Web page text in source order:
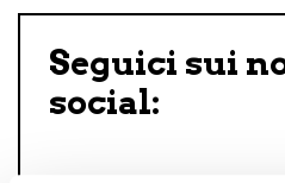
Seguici sui
social: